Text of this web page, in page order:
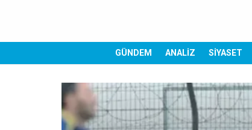
GÜNDEM ANALİZ SİYASET